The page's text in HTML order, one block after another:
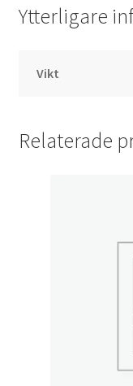
Ytterligare
Vikt
Relaterade